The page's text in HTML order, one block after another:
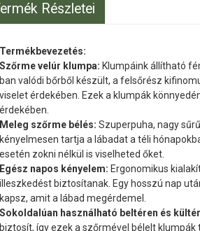
Részletei
Termékbevezetés:
Szőrme velúr klumpa: Klumpáink állítható
ban valódi bőrből készült, a felsőrész
viselet érdekében. Ezek a klumpák
érdekében.
Meleg szőrme bélés:Szuperpuha, nagy
kényelmesen tartja a lábadat a téli
esetén zokni nélkül is viselheted őket.
Egész napos kényelem: Ergonomikus
illeszkedést biztosítanak. Egy hosszú nap
kapsz, amit a lábad megérdemel.
Sokoldalúan használható beltéren és
biztosít, így ezek a szőrmével bélelt